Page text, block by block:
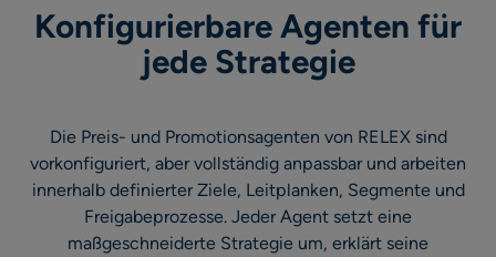
Konfigurierbare Agenten für
jede Strategie
Die Preis- und Promotionsagenten von RELEX sind
vorkonfiguriert, aber vollständig anpassbar und arbeiten
innerhalb definierter Ziele, Leitplanken, Segmente und
Freigabeprozesse. Jeder Agent setzt eine
maßgeschneiderte Strategie um, erklärt seine